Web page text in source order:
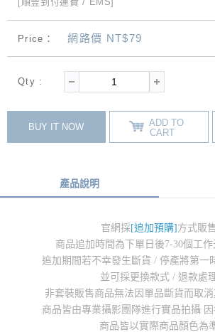
Price：網路價 NT$79
Qty :
BUY IT NOW
ADD TO
CART
產品說明
官網採[追加預購]方式販
商品追加時間為下單日後7-30個工作
追加期間若不幸發生斷貨 / 停產將第一
並可採更換款式 / 退款處
非套裝販售商品無法因單品斷貨而取
商品皆由專業攝影團隊進行實品拍攝
商品皆以實際商品顏色為